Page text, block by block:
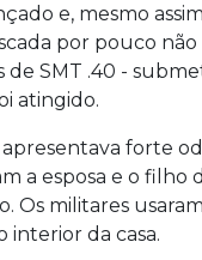
e, mesmo
por pouco
de SMT .40 -
atingido.
forte
a esposa e o filho
Os militares
interior da casa.